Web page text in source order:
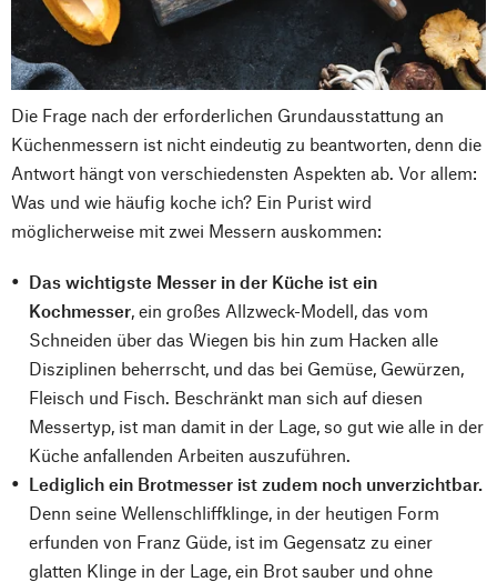
Die Frage nach der erforderlichen Grundausstattung an
Küchenmessern ist nicht eindeutig zu beantworten, denn die
Antwort hängt von verschiedensten Aspekten ab. Vor allem:
Was und wie häufig koche ich? Ein Purist wird
möglicherweise mit zwei Messern auskommen:
Das wichtigste Messer in der Küche ist ein
Kochmesser , ein großes Allzweck-Modell, das vom
Schneiden über das Wiegen bis hin zum Hacken alle
Disziplinen beherrscht, und das bei Gemüse, Gewürzen,
Fleisch und Fisch. Beschränkt man sich auf diesen
Messertyp, ist man damit in der Lage, so gut wie alle in der
Küche anfallenden Arbeiten auszuführen.
Lediglich ein Brotmesser ist zudem noch unverzichtbar.
Denn seine Wellenschliffklinge, in der heutigen Form
erfunden von Franz Güde, ist im Gegensatz zu einer
glatten Klinge in der Lage, ein Brot sauber und ohne